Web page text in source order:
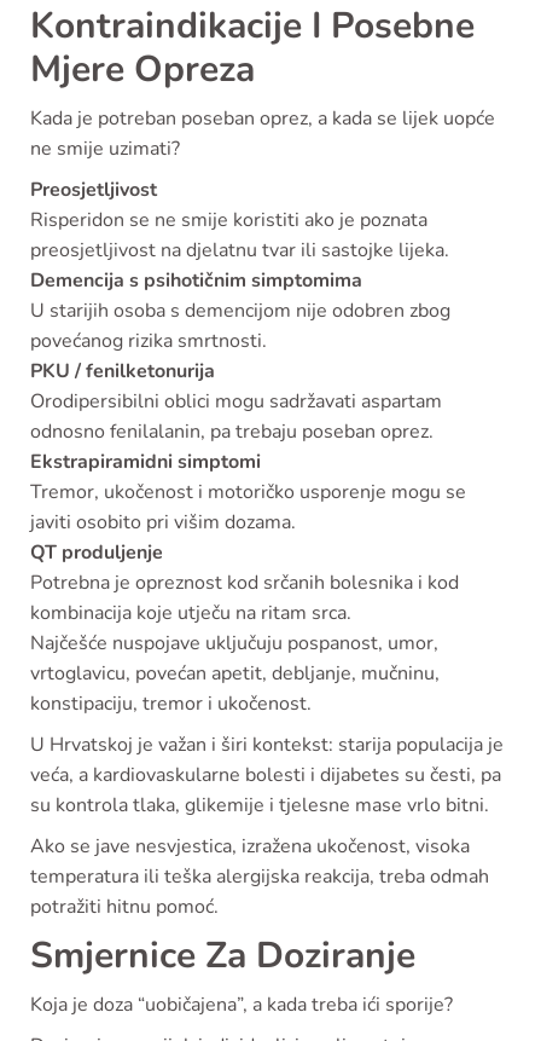
Kontraindikacije I Posebne
Mjere Opreza
Kada je potreban poseban oprez, a kada se lijek uopće
ne smije uzimati?
Preosjetljivost
Risperidon se ne smije koristiti ako je poznata
preosjetljivost na djelatnu tvar ili sastojke lijeka.
Demencija s psihotičnim simptomima
U starijih osoba s demencijom nije odobren zbog
povećanog rizika smrtnosti.
PKU / fenilketonurija
Orodipersibilni oblici mogu sadržavati aspartam
odnosno fenilalanin, pa trebaju poseban oprez.
Ekstrapiramidni simptomi
Tremor, ukočenost i motoričko usporenje mogu se
javiti osobito pri višim dozama.
QT produljenje
Potrebna je opreznost kod srčanih bolesnika i kod
kombinacija koje utječu na ritam srca.
Najčešće nuspojave uključuju pospanost, umor,
vrtoglavicu, povećan apetit, debljanje, mučninu,
konstipaciju, tremor i ukočenost.
U Hrvatskoj je važan i širi kontekst: starija populacija je
veća, a kardiovaskularne bolesti i dijabetes su česti, pa
su kontrola tlaka, glikemije i tjelesne mase vrlo bitni.
Ako se jave nesvjestica, izražena ukočenost, visoka
temperatura ili teška alergijska reakcija, treba odmah
potražiti hitnu pomoć.
Smjernice Za Doziranje
Koja je doza “uobičajena”, a kada treba ići sporije?